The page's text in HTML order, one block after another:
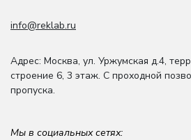
info@reklab.ru
Адрес: Москва, ул. Уржумская д.4,
строение 6, 3 этаж. С проходной
пропуска.
Мы в социальных сетях: